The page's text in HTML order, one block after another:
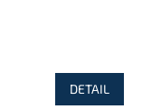
DETAIL